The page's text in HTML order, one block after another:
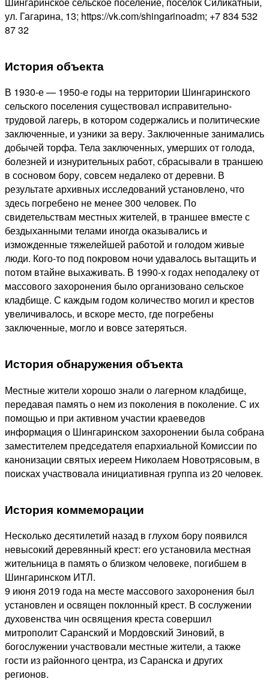
ул. Гагарина, 13; https://vk.com/shingarinoadm; +7 834 532
87 32
История объекта
В 1930-е — 1950-е годы на территории Шингаринского
сельского поселения существовал исправительно-
трудовой лагерь, в котором содержались и политические
заключенные, и узники за веру. Заключенные занимались
добычей торфа. Тела заключенных, умерших от голода,
болезней и изнурительных работ, сбрасывали в траншею
в сосновом бору, совсем недалеко от деревни. В
результате архивных исследований установлено, что
здесь погребено не менее 300 человек. По
свидетельствам местных жителей, в траншее вместе с
бездыханными телами иногда оказывались и
изможденные тяжелейшей работой и голодом живые
люди. Кого-то под покровом ночи удавалось вытащить и
потом втайне выхаживать. В 1990-х годах неподалеку от
массового захоронения было организовано сельское
кладбище. С каждым годом количество могил и крестов
увеличивалось, и вскоре место, где погребены
заключенные, могло и вовсе затеряться.
История обнаружения объекта
Местные жители хорошо знали о лагерном кладбище,
передавая память о нем из поколения в поколение. С их
помощью и при активном участии краеведов
информация о Шингаринском захоронении была собрана
заместителем председателя епархиальной Комиссии по
канонизации святых иереем Николаем Новотрясовым, в
поисках участвовала инициативная группа из 20 человек.
История коммеморации
Несколько десятилетий назад в глухом бору появился
невысокий деревянный крест: его установила местная
жительница в память о близком человеке, погибшем в
Шингаринском ИТЛ.
9 июня 2019 года на месте массового захоронения был
установлен и освящен поклонный крест. В сослужении
духовенства чин освящения креста совершил
митрополит Саранский и Мордовский Зиновий, в
богослужении участвовали местные жители, а также
гости из районного центра, из Саранска и других
регионов.